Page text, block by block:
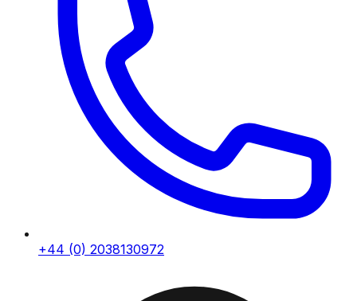
+44 (0) 2038130972